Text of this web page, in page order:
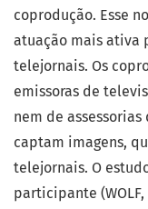
coprodução. Esse
atuação mais ativa
telejornais. Os
emissoras de
nem de
captam imagens,
telejornais. O
participante